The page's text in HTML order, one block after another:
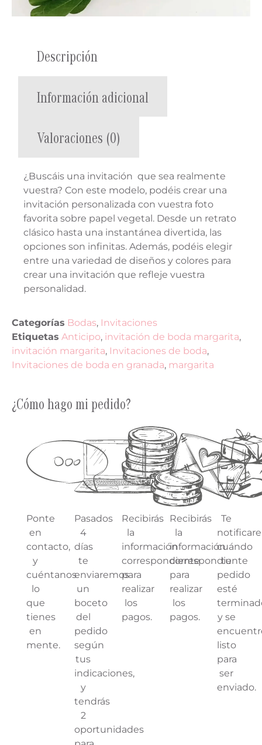
Descripción
Información adicional
Valoraciones (0)
¿Buscáis una invitación que sea realmente
vuestra? Con este modelo, podéis crear una
invitación personalizada con vuestra foto
favorita sobre papel vegetal. Desde un retrato
clásico hasta una instantánea divertida, las
opciones son infinitas. Además, podéis elegir
entre una variedad de diseños y colores para
crear una invitación que refleje vuestra
personalidad.
Categorías Bodas, Invitaciones
Etiquetas Anticipo, invitación de boda margarita,
invitación margarita, Invitaciones de boda,
Invitaciones de boda en granada, margarita
¿Cómo hago mi pedido?
Ponte
en
contacto,
y
cuéntanos
lo
que
tienes
en
mente.
Pasados
4
días
te
enviaremos
un
boceto
del
pedido
según
tus
indicaciones,
y
tendrás
2
oportunidades
Recibirás
la
información
correspondiente
para
realizar
los
pagos.
Recibirás
la
información
correspondiente
para
realizar
los
pagos.
Te
cuándo
tu
pedido
esté
y se
listo
para
ser
enviado.